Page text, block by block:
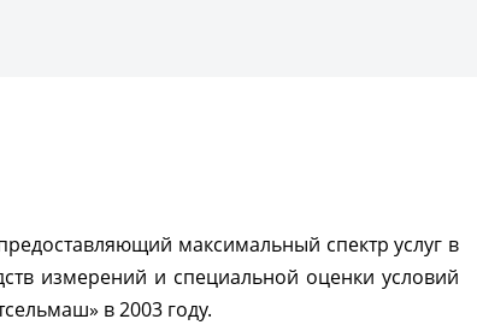
максимальный спектр услуг в
измерений и специальной оценки условий
в 2003 году.